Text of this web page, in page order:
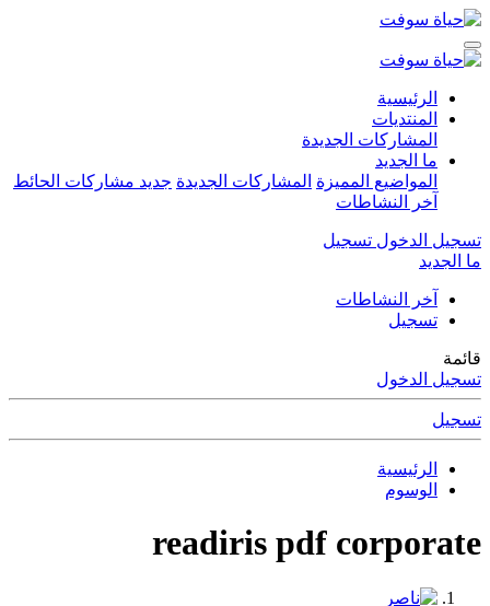
الرئيسية
المنتديات
المشاركات الجديدة
ما الجديد
المواضيع المميزة المشاركات الجديدة جديد مشاركات الحائط
آخر النشاطات
تسجيل الدخول تسجيل
ما الجديد
آخر النشاطات
تسجيل
قائمة
تسجيل الدخول
تسجيل
الرئيسية
الوسوم
readiris pdf corporate